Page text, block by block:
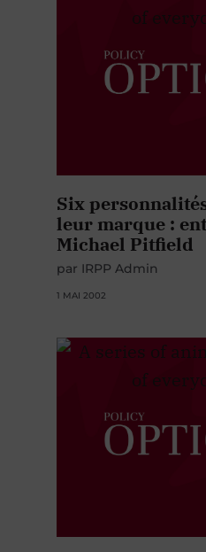
Six
leur marque :
Michael Pitfield
par IRPP Admin
1 MAI 2002